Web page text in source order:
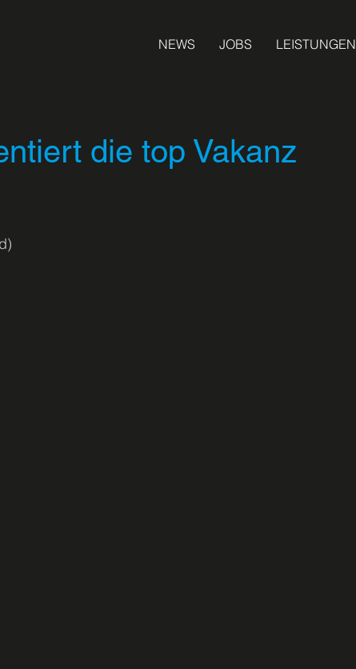
NEWS JOBS LEISTUNGEN
die top Vakanz